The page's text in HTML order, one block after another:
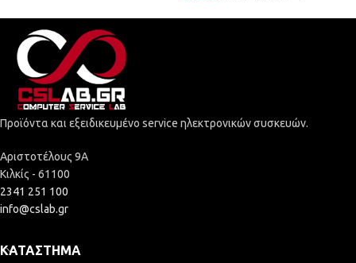
Προϊόντα και εξειδικευμένο service ηλεκτρονικών συσκευών.
Αριστοτέλους 9Α
Κιλκίς - 61100
2341 251 100
info@cslab.gr
ΚΑΤΆΣΤΗΜΑ